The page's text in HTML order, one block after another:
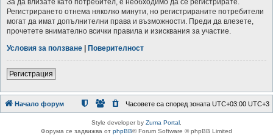
Регистрирането отнема няколко минути, но регистрираните потребители
могат да имат допълнителни права и възможности. Преди да влезете,
прочетете внимателно всички правила и изисквания за участие.
Условия за ползване | Поверителност
Регистрация
Начало форум Часовете са според зоната UTC+03:00 UTC+3
Style developer by Zuma Portal
Форума се задвижва от phpBB® Forum Software © phpBB Limited